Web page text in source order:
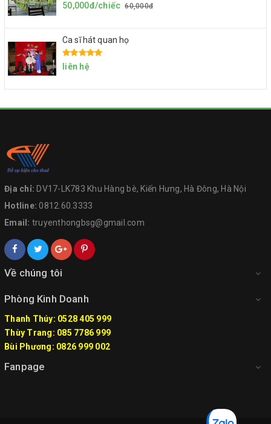
50,000đ/chiếc 60,000đ
Ca sĩ hát quan họ
liên hệ
Địa chỉ: DV17-LK783 Khu Hàng bè, Kiến Hưng, Hà Đông, Hà Nội
Hotline:0812.60.3333
Email: truyenthongbsg@gmail.com
Về chúng tôi
Phòng Kinh Doanh
Thanh Thúy: 0528 405 999
Thùy Trang: 085 7786 999
Bùi Phương: 0826 999 002
Fanpage